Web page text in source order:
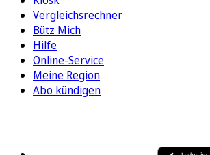
Vergleichsrechner
Bütz Mich
Hilfe
Online-Service
Meine Region
Abo kündigen